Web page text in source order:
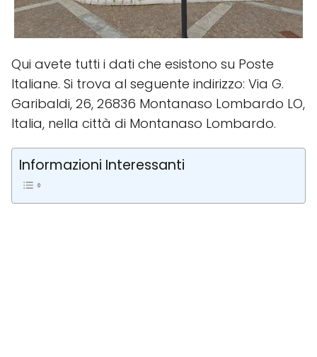
Qui avete tutti i dati che esistono su Poste
Italiane. Si trova al seguente indirizzo: Via G.
Garibaldi, 26, 26836 Montanaso Lombardo LO,
Italia, nella città di Montanaso Lombardo.
Informazioni Interessanti